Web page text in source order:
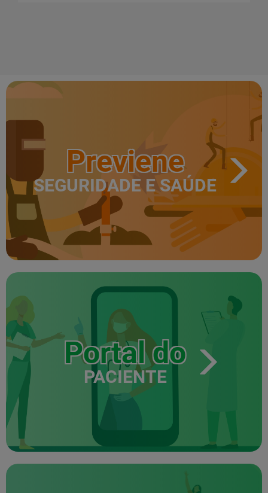
Previene
SEGURIDADE E SAÚDE
Portal do
PACIENTE